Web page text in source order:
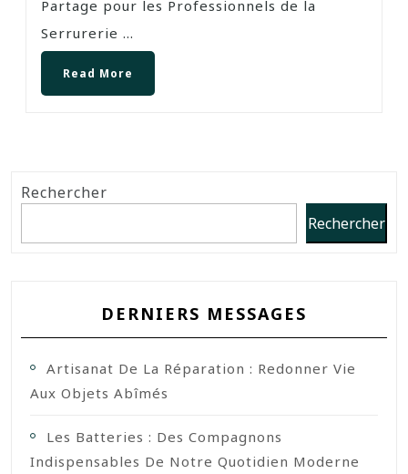
Partage pour les Professionnels de la
Serrurerie ...
Read More
Rechercher
Rechercher
DERNIERS MESSAGES
Artisanat De La Réparation : Redonner Vie
Aux Objets Abîmés
Les Batteries : Des Compagnons
Indispensables De Notre Quotidien Moderne